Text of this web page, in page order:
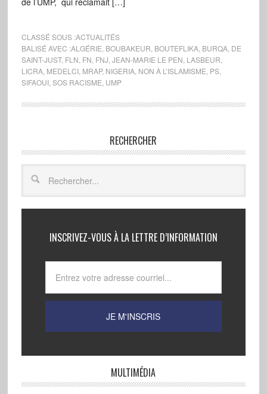
CLASSÉ SOUS :ACTUALITÉS
BALISÉ AVEC :ALGÉRIE BOUBAKEUR BOUTEFLIKA, BURQA, DE
SAINT-JUST, FLN FN FNJ JEAN-MARIE LE PEN LASBEUR
LICRA, MEDELCI, MRAP, NIGERIA, NON À L’ISLAMISME PS,
SIFAOUI, SOS RACISME UMP
RECHERCHER
INSCRIVEZ-VOUS À LA LETTRE D’INFORMATION
MULTIMÉDIA